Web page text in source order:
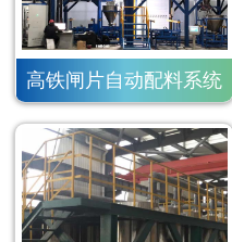
高铁闸片自动配料系统